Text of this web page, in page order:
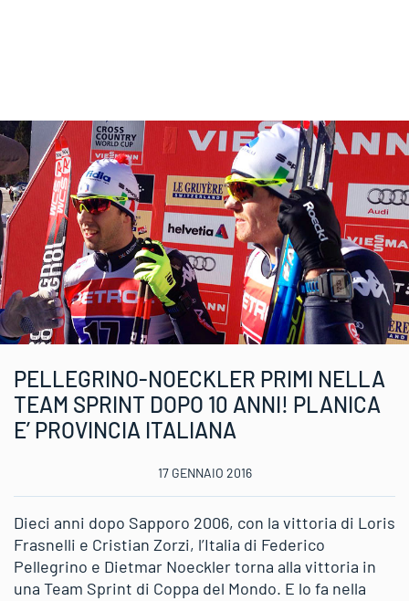
PELLEGRINO-NOECKLER PRIMI NELLA
TEAM SPRINT DOPO 10 ANNI! PLANICA
E’ PROVINCIA ITALIANA
17 GENNAIO 2016
Dieci anni dopo Sapporo 2006, con la vittoria di Loris
Frasnelli e Cristian Zorzi, l’Italia di Federico
Pellegrino e Dietmar Noeckler torna alla vittoria in
una Team Sprint di Coppa del Mondo. E lo fa nella